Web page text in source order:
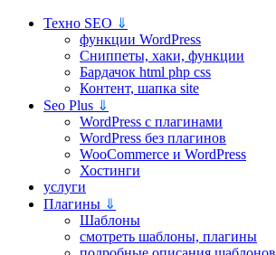
Техно SEO ⇓
функции WordPress
Сниппеты, хаки, функции
Бардачок html php css
Контент, шапка site
Seo Plus ⇓
WordPress c плагинами
WordPress без плагинов
WooCommerce и WordPress
Хостинги
услуги
Плагины ⇓
Шаблоны
смотреть шаблоны, плагины